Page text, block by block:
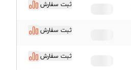
ثبت سفارش
ثبت سفارش
ثبت سفارش